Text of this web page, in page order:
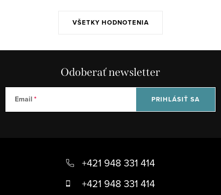
VŠETKY HODNOTENIA
Odoberať newsletter
Email PRIHLÁSIŤ SA
+421 948 331 414
+421 948 331 414